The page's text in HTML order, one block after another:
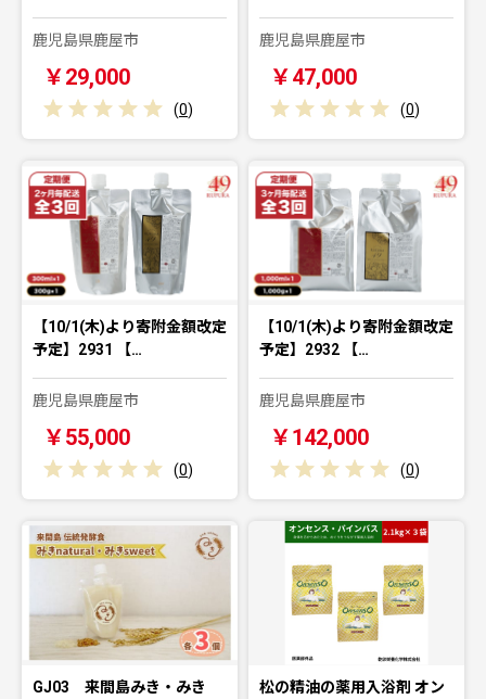
鹿児島県鹿屋市
￥29,000
(0)
鹿児島県鹿屋市
￥47,000
(0)
【10/1(木)より寄附金額改定
予定】2931 【…
鹿児島県鹿屋市
￥55,000
(0)
【10/1(木)より寄附金額改定
予定】2932 【…
鹿児島県鹿屋市
￥142,000
(0)
GJ03 来間島みき・みき
松の精油の薬用入浴剤 オン